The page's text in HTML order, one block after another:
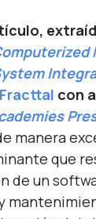
Fracttal con
manera
que
de un